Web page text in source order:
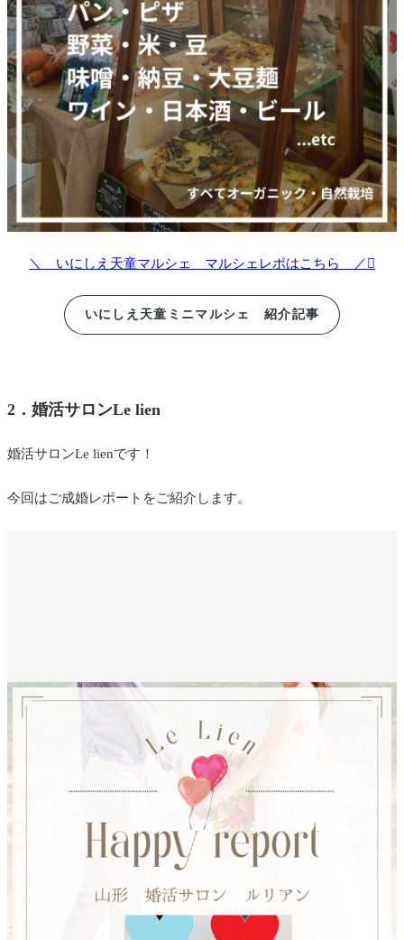
＼ いにしえ天童マルシェ マルシェレポはこちら ／
いにしえ天童ミニマルシェ 紹介記事
2． 婚活サロンLe lien
婚活サロンLe lienです！
今回はご成婚レポート をご紹介します。